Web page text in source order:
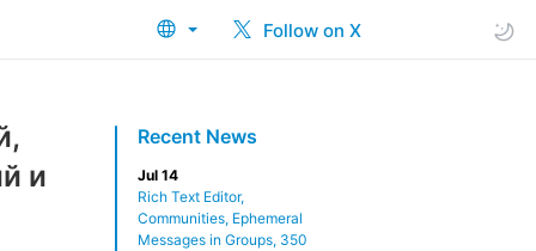
Follow on X
Recent News
Jul 14
Rich Text Editor,
Communities, Ephemeral
Messages in Groups, 350
и